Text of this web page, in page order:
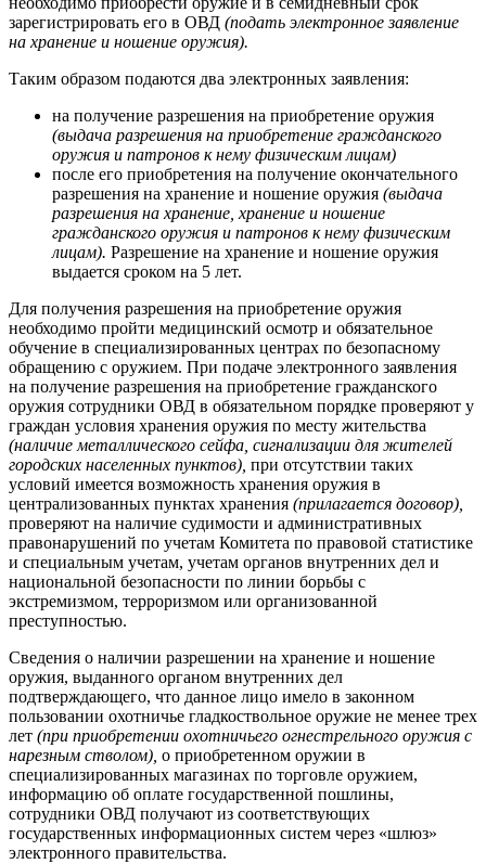
зарегистрировать его в ОВД (подать электронное заявление
на хранение и ношение оружия).
Таким образом подаются два электронных заявления:
на получение разрешения на приобретение оружия
(выдача разрешения на приобретение гражданского
оружия и патронов к нему физическим лицам)
после его приобретения на получение окончательного
разрешения на хранение и ношение оружия (выдача
разрешения на хранение, хранение и ношение
гражданского оружия и патронов к нему физическим
лицам). Разрешение на хранение и ношение оружия
выдается сроком на 5 лет.
Для получения разрешения на приобретение оружия
необходимо пройти медицинский осмотр и обязательное
обучение в специализированных центрах по безопасному
обращению с оружием. При подаче электронного заявления
на получение разрешения на приобретение гражданского
оружия сотрудники ОВД в обязательном порядке проверяют у
граждан условия хранения оружия по месту жительства
(наличие металлического сейфа, сигнализации для жителей
городских населенных пунктов), при отсутствии таких
условий имеется возможность хранения оружия в
централизованных пунктах хранения (прилагается договор),
проверяют на наличие судимости и административных
правонарушений по учетам Комитета по правовой статистике
и специальным учетам, учетам органов внутренних дел и
национальной безопасности по линии борьбы с
экстремизмом, терроризмом или организованной
преступностью.
Сведения о наличии разрешении на хранение и ношение
оружия, выданного органом внутренних дел
подтверждающего, что данное лицо имело в законном
пользовании охотничье гладкоствольное оружие не менее трех
лет (при приобретении охотничьего огнестрельного оружия с
нарезным стволом), о приобретенном оружии в
специализированных магазинах по торговле оружием,
информацию об оплате государственной пошлины,
сотрудники ОВД получают из соответствующих
государственных информационных систем через «шлюз»
электронного правительства.